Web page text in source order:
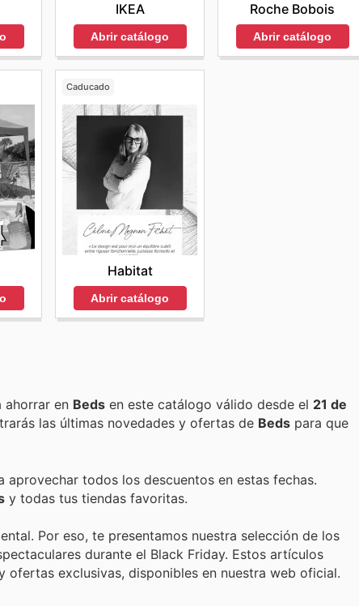
IKEA
Abrir catálogo
Roche Bobois
Abrir catálogo
Caducado
Habitat
Abrir catálogo
descuentos y oportunidades para ahorrar en Beds en este catálogo válido desde el 21 de
las últimas novedades y ofertas de Beds para que
todos los descuentos en estas fechas.
y todas tus tiendas favoritas.
Por eso, te presentamos nuestra selección de los
durante el Black Friday. Estos artículos
ofertas exclusivas, disponibles en nuestra web oficial.